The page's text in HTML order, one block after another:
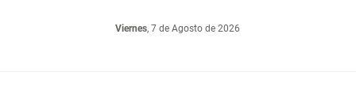
Viernes, 7 de Agosto de 2026